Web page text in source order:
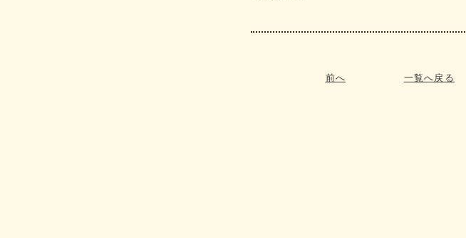
前へ 一覧へ戻る